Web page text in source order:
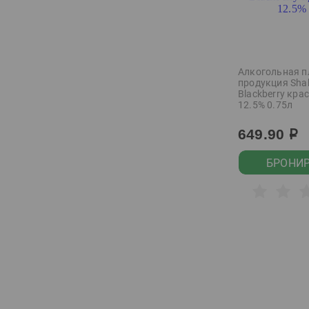
Алкогольная
продукция
Blackberry
12.5% 0.75л
649.90 р